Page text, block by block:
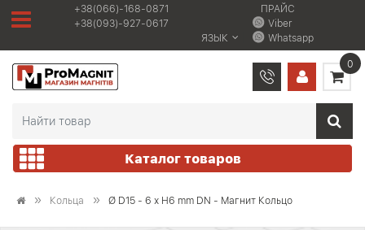
+38(066)-168-0871
+38(093)-927-0617
ЯЗЫК
ПРАЙС
Viber
Whatsapp
Каталог товаров
0
Кольца Ø D15 - 6 х H6 mm DN - Магнит Кольцо